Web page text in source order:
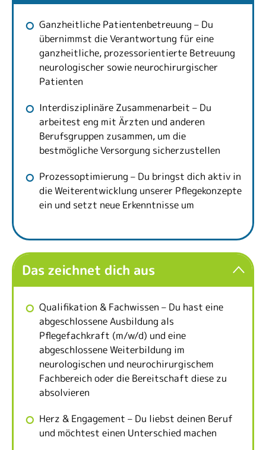
Ganzheitliche Patientenbetreuung – Du
übernimmst die Verantwortung für eine
ganzheitliche, prozessorientierte Betreuung
neurologischer sowie neurochirurgischer
Patienten
Interdisziplinäre Zusammenarbeit – Du
arbeitest eng mit Ärzten und anderen
Berufsgruppen zusammen, um die
bestmögliche Versorgung sicherzustellen
Prozessoptimierung – Du bringst dich aktiv in
die Weiterentwicklung unserer Pflegekonzepte
ein und setzt neue Erkenntnisse um
Das zeichnet dich aus
Qualifikation & Fachwissen – Du hast eine
abgeschlossene Ausbildung als
Pflegefachkraft (m/w/d) und eine
abgeschlossene Weiterbildung im
neurologischen und neurochirurgischem
Fachbereich oder die Bereitschaft diese zu
absolvieren
Herz & Engagement – Du liebst deinen Beruf
und möchtest einen Unterschied machen